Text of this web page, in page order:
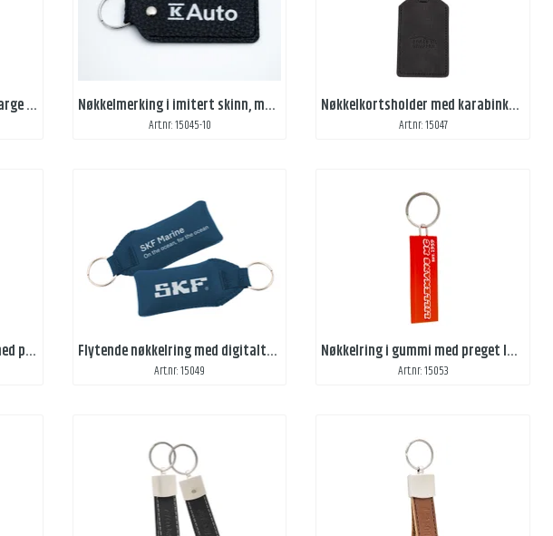
Nøkkelmerking i lær, med 1- farge trykk Nøkkelmerking i imitert skinn, med trykk
Art.nr: 15045-10
Nøkkelkortsholder med karabinkrok, i mocka med preging
Art.nr: 15047
Nøkkelkortsholder i mocka med preging Flytende nøkkelring med digitaltrykk
Art.nr: 15049
Nøkkelring i gummi med preget logo
Art.nr: 15053